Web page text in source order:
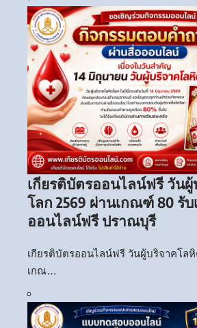
เกียรติบัตรออนไลน์ฟรี วัน
โลก 2569 ผ่านเกณฑ์ 80 รั
ออนไลน์ฟรี ปราณบุรี
เกียรติบัตรออนไลน์ฟรี วันผู้บริจาคโล
เกณ…